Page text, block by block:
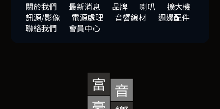
關於我們 最新消息 品牌 喇叭
擴大機
訊源/影像
電源處理 音響線材
週邊配件
聯絡我們
會員中心